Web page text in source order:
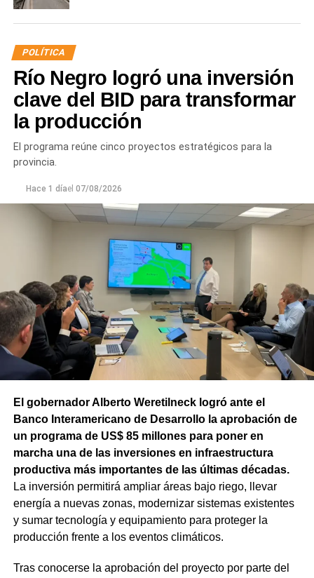
POLÍTICA
Río Negro logró una inversión
clave del BID para transformar
la producción
El programa reúne cinco proyectos estratégicos para la
provincia.
Hace 1 díael 07/08/2026
El gobernador Alberto Weretilneck logró ante el
Banco Interamericano de Desarrollo la aprobación de
un programa de US$ 85 millones para poner en
marcha una de las inversiones en infraestructura
productiva más importantes de las últimas décadas.
La inversión permitirá ampliar áreas bajo riego, llevar
energía a nuevas zonas, modernizar sistemas existentes
y sumar tecnología y equipamiento para proteger la
producción frente a los eventos climáticos.
Tras conocerse la aprobación del proyecto por parte del